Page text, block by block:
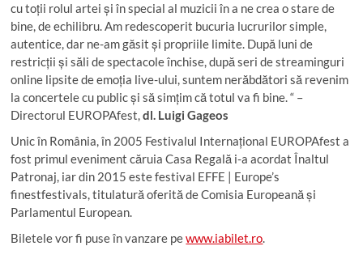
cu toții rolul artei și în special al muzicii în a ne crea o stare de
bine, de echilibru. Am redescoperit bucuria lucrurilor simple,
autentice, dar ne-am găsit și propriile limite. După luni de
restricții și săli de spectacole închise, după seri de streaminguri
online lipsite de emoția live-ului, suntem nerăbdători să revenim
la concertele cu public și să simțim că totul va fi bine. “ –
Directorul EUROPAfest,dl. Luigi Gageos
Unic în România, în 2005 Festivalul Internațional EUROPAfest a
fost primul eveniment căruia Casa Regală i-a acordat Înaltul
Patronaj, iar din 2015 este festival EFFE | Europe’s
finestfestivals, titulatură oferită de Comisia Europeană și
Parlamentul European.
Biletele vor fi puse în vanzare pewww.iabilet.ro.